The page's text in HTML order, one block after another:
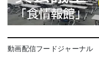
動画配信フードジャーナル